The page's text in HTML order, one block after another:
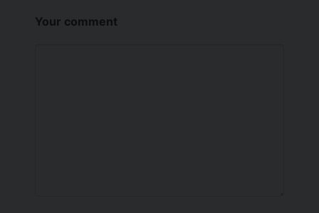
Your comment